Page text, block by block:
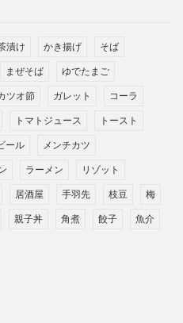
漬け かき揚げ そば
まぜそば ゆでたまご
ツオ節 ガレット コーラ
トマトジュース トースト
ール メンチカツ
ラーメン リゾット
居酒屋 手羽先 枝豆 梅
親子丼 角煮 餃子 魚介